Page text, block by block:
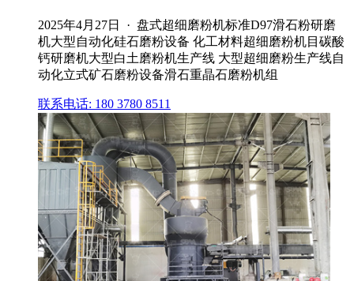
2025年4月27日 · 盘式超细磨粉机标准D97滑石粉研磨
机大型自动化硅石磨粉设备 化工材料超细磨粉机目碳酸
钙研磨机大型白土磨粉机生产线 大型超细磨粉生产线自
动化立式矿石磨粉设备滑石重晶石磨粉机组
联系电话: 180 3780 8511